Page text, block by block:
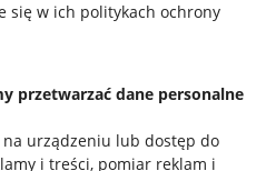
się w ich politykach ochrony
przetwarzać dane personalne
urządzeniu lub dostęp do
i treści, pomiar reklam i